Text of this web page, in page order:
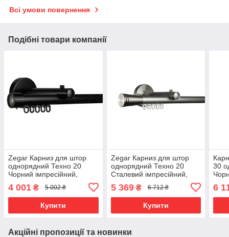
Всі умови повернення
Подібні товари компанії
Zegar Карниз для штор
однорядний Техно 20
Чорний імпресійний,
4 001 ₴ 5 002 ₴
Купити
Zegar Карниз для штор
однорядний Техно 20
Сталевий імпресійний,
5 369₴ 6 712 ₴
Купити
30
6
Акційні пропозиції та новинки